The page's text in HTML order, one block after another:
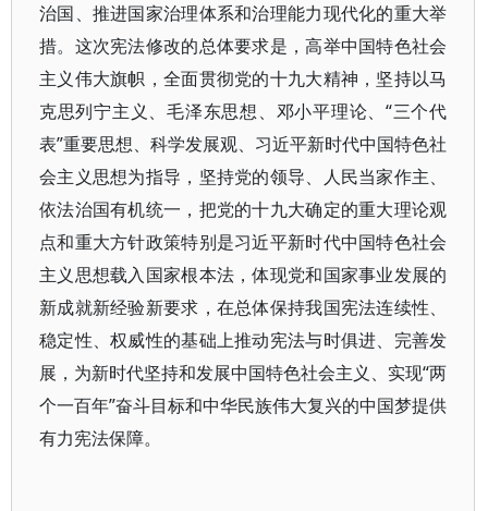
治国、推进国家治理体系和治理能力现代化的重大举
措。这次宪法修改的总体要求是，高举中国特色社会
主义伟大旗帜，全面贯彻党的十九大精神，坚持以马
克思列宁主义、毛泽东思想、邓小平理论、“三个代
表”重要思想、科学发展观、习近平新时代中国特色社
会主义思想为指导，坚持党的领导、人民当家作主、
依法治国有机统一，把党的十九大确定的重大理论观
点和重大方针政策特别是习近平新时代中国特色社会
主义思想载入国家根本法，体现党和国家事业发展的
新成就新经验新要求，在总体保持我国宪法连续性、
稳定性、权威性的基础上推动宪法与时俱进、完善发
展，为新时代坚持和发展中国特色社会主义、实现“两
个一百年”奋斗目标和中华民族伟大复兴的中国梦提供
有力宪法保障。